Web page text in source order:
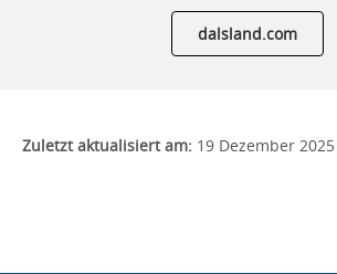
dalsland.com
Zuletzt aktualisiert am: 19 Dezember 2025